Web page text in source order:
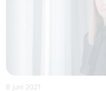
8 juni 2021